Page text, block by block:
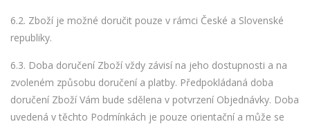
6.2. Zboží je možné doručit pouze v rámci České a Slovenské
republiky.
6.3. Doba doručení Zboží vždy závisí na jeho dostupnosti a na
zvoleném způsobu doručení a platby. Předpokládaná doba
doručení Zboží Vám bude sdělena v potvrzení Objednávky. Doba
uvedená v těchto Podmínkách je pouze orientační a může se